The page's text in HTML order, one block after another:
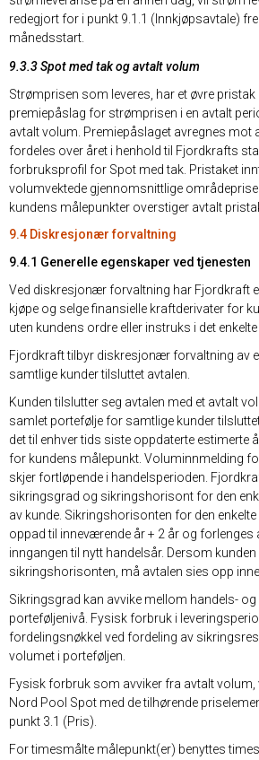
redegjort for i punkt 9.1.1 (Innkjøpsavtale)
månedsstart.
9.3.3 Spot med tak og avtalt volum
Strømprisen som leveres, har et øvre pristak
premiepåslag for strømprisen i en avtalt
avtalt volum. Premiepåslaget avregnes mot
fordeles over året i henhold til Fjordkrafts
forbruksprofil for Spot med tak. Pristaket
volumvektede gjennomsnittlige
kundens målepunkter overstiger avtalt
9.4 Diskresjonær forvaltning
9.4.1 Generelle egenskaper ved tjenesten
Ved diskresjonær forvaltning har Fjordkraft
kjøpe og selge finansielle kraftderivater for
uten kundens ordre eller instruks i det enkelte
Fjordkraft tilbyr diskresjonær forvaltning av
samtlige kunder tilsluttet avtalen.
Kunden tilslutter seg avtalen med et avtalt
samlet portefølje for samtlige kunder
det til enhver tids siste oppdaterte estimerte
for kundens målepunkt. Voluminnmelding
skjer fortløpende i handelsperioden.
sikringsgrad og sikringshorisont for den
av kunde. Sikringshorisonten for den
oppad til inneværende år + 2 år og forlenges
inngangen til nytt handelsår. Dersom
sikringshorisonten, må avtalen sies opp
Sikringsgrad kan avvike mellom handels-
porteføljenivå. Fysisk forbruk i
fordelingsnøkkel ved fordeling av
volumet i porteføljen.
Fysisk forbruk som avviker fra avtalt volum,
Nord Pool Spot med de tilhørende
punkt 3.1 (Pris).
For timesmålte målepunkt(er) benyttes